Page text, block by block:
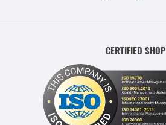
CERTIFIED SHOP